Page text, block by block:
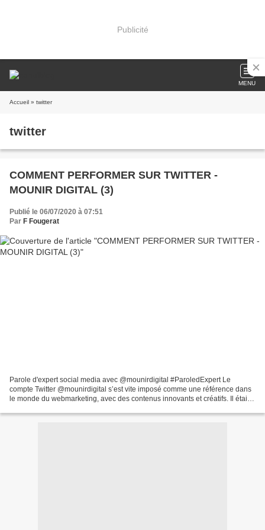
Publicité
MENU
Accueil » twitter
twitter
COMMENT PERFORMER SUR TWITTER -
MOUNIR DIGITAL (3)
Publié le 06/07/2020 à 07:51
Par F Fougerat
Parole d'expert social media avec @mounirdigital #ParoledExpert Le
compte Twitter @mounirdigital s’est vite imposé comme une référence dans
le monde du webmarketing, avec des contenus innovants et créatifs. Il était